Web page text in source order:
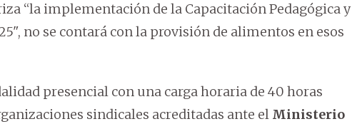
“la implementación de la Capacitación Pedagógica y
no se contará con la provisión de alimentos en esos
presencial con una carga horaria de 40 horas
sindicales acreditadas ante el Ministerio